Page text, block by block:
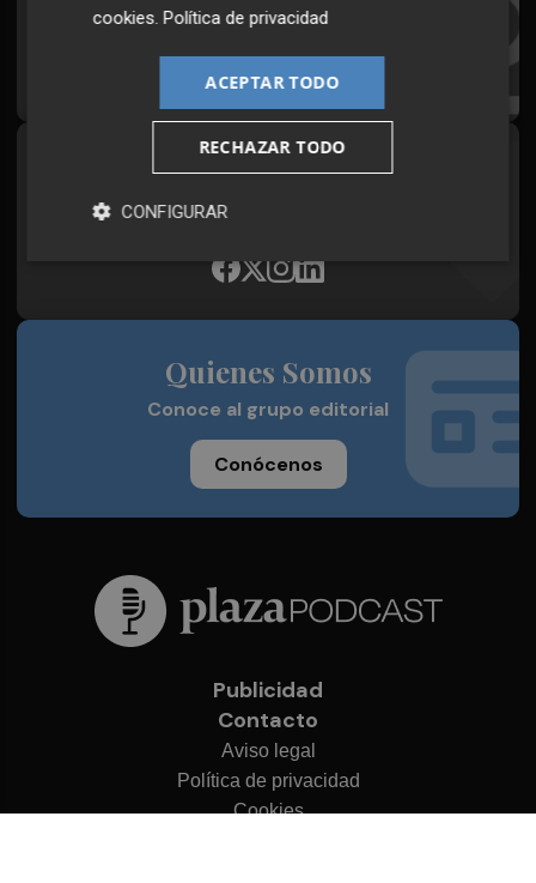
Todos los días a primera hora en tu email
Síguenos en redes
Plaza Podcast, desde cualquier medio
Quienes Somos
Conoce al grupo editorial
Conócenos
Publicidad
Contacto
Aviso legal
Política de privacidad
Cookies
cookies.Política de privacidad
ACEPTAR TODO
RECHAZAR TODO
CONFIGURAR